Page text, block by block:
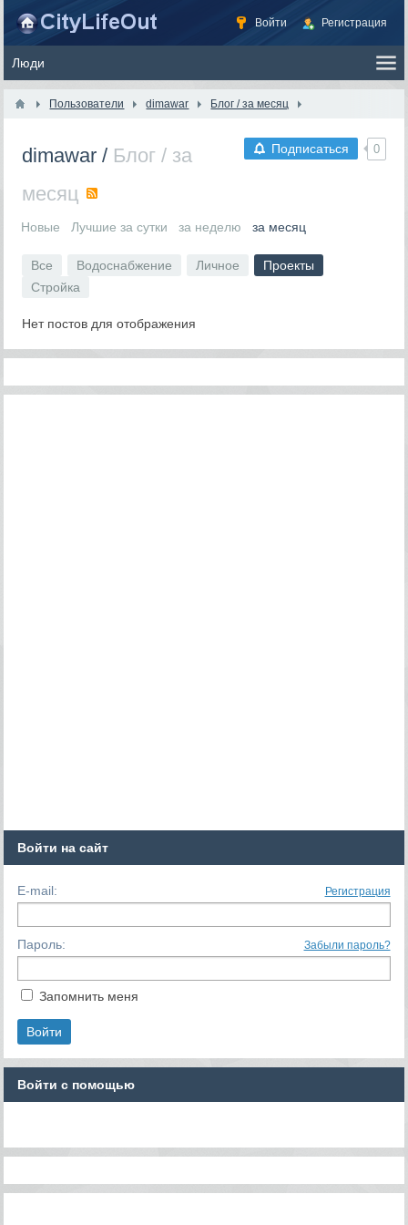
Войти Регистрация
Пользователи dimawar Блог / за месяц
Подписаться 0
dimawar / Блог / за
месяц
Новые Лучшие за сутки за неделю за месяц
Все Водоснабжение Личное
Проекты
Стройка
Нет постов для отображения
Войти на сайт
E-mail: Регистрация
Пароль: Забыли пароль?
Запомнить меня
Войти с помощью